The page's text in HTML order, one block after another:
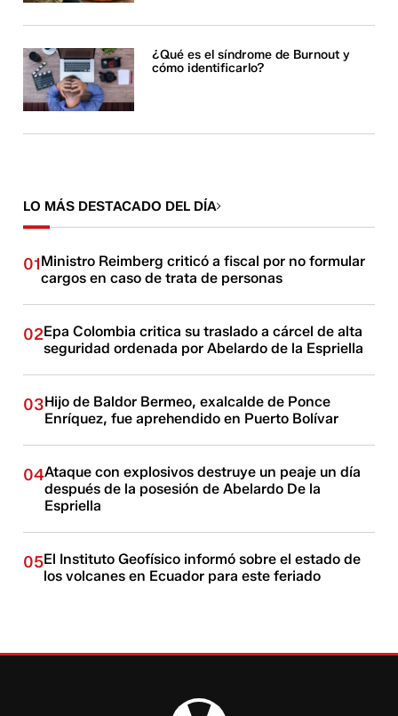
¿Qué es el síndrome de Burnout y
cómo identificarlo?
LO MÁS DESTACADO DEL DÍA
01Ministro Reimberg criticó a fiscal por no formular
cargos en caso de trata de personas
02Epa Colombia critica su traslado a cárcel de alta
seguridad ordenada por Abelardo de la Espriella
03Hijo de Baldor Bermeo, exalcalde de Ponce
Enríquez, fue aprehendido en Puerto Bolívar
04Ataque con explosivos destruye un peaje un día
después de la posesión de Abelardo De la
Espriella
05El Instituto Geofísico informó sobre el estado de
los volcanes en Ecuador para este feriado